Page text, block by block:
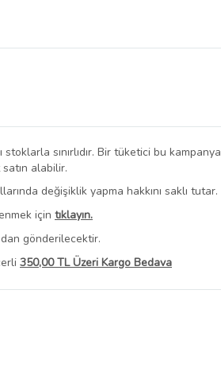
stoklarla sınırlıdır. Bir tüketici bu kampanya
alabilir.
değişiklik yapma hakkını saklı tutar.
için tıklayın.
gönderilecektir.
350,00 TL Üzeri Kargo Bedava